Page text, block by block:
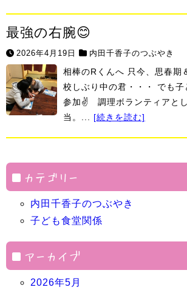
最強の右腕😊
2026年4月19日 内田千香子のつぶやき
相棒のRくんへ 只今、思春期
校しぶり中の君・・・ でも子
参加✌ 調理ボランティアと
当。... [続きを読む]
カテゴリー
内田千香子のつぶやき
子ども食堂関係
アーカイブ
2026年5月